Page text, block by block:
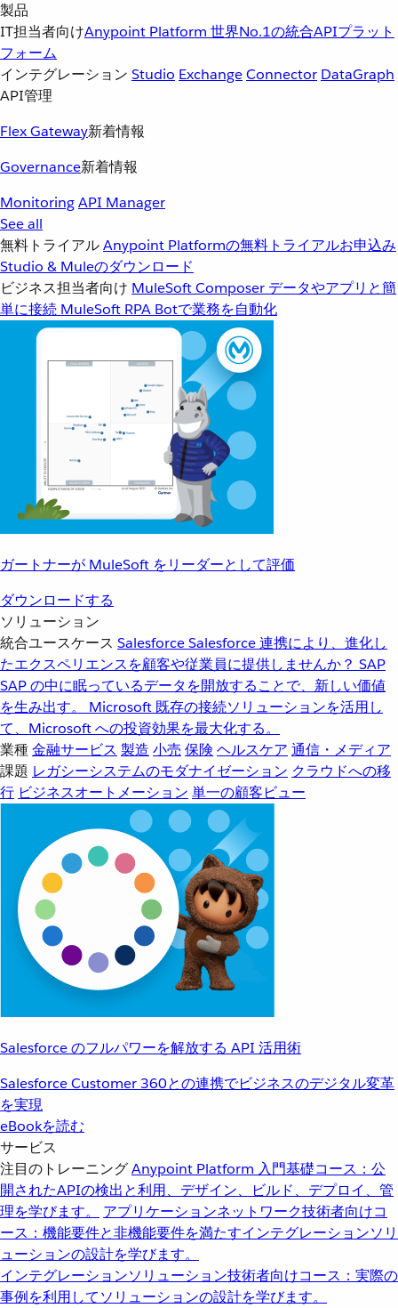
製品
IT担当者向けAnypoint Platform 世界No.1の統合APIプラット
フォーム
インテグレーション Studio ExchangeConnector DataGraph
API管理
Flex Gateway新着情報
Governance新着情報
MonitoringAPI Manager
See all
無料トライアルAnypoint Platformの無料トライアルお申込み
Studio & Muleのダウンロード
ビジネス担当者向け MuleSoft Composer データやアプリと簡
単に接続 MuleSoft RPA Botで業務を自動化
ガートナーが MuleSoft をリーダーとして評価
ダウンロードする
ソリューション
統合ユースケース SalesforceSalesforce 連携により、進化し
たエクスペリエンスを顧客や従業員に提供しませんか？ SAP
SAP の中に眠っているデータを開放することで、新しい価値
を生み出す。
Microsoft 既存の接続ソリューションを活用し
て、Microsoft への投資効果を最大化する。
業種金融サービス 製造 小売 保険 ヘルスケア 通信・メディア
課題 レガシーシステムのモダナイゼーション クラウドへの移
行 ビジネスオートメーション 単一の顧客ビュー
Salesforce のフルパワーを解放する API 活用術
Salesforce Customer 360との連携でビジネスのデジタル変革
を実現
eBookを読む
サービス
注目のトレーニングAnypoint Platform 入門基礎コース：公
開されたAPIの検出と利用、デザイン、ビルド、デプロイ、管
理を学びます。
アプリケーションネットワーク技術者向けコ
ース：機能要件と非機能要件を満たすインテグレーションソリ
ューションの設計を学びます。
インテグレーションソリューション技術者向けコース：実際の
事例を利用してソリューションの設計を学びます。